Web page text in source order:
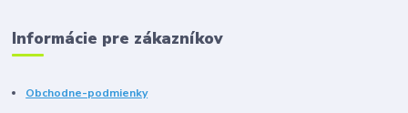
Informácie pre zákazníkov
Obchodne-podmienky